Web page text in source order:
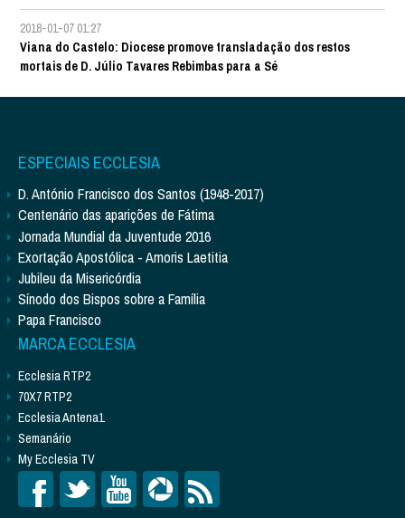
2018-01-07 01:27
Viana do Castelo: Diocese promove transladação dos restos
mortais de D. Júlio Tavares Rebimbas para a Sé
ESPECIAIS ECCLESIA
D. António Francisco dos Santos (1948-2017)
Centenário das aparições de Fátima
Jornada Mundial da Juventude 2016
Exortação Apostólica - Amoris Laetitia
Jubileu da Misericórdia
Sínodo dos Bispos sobre a Família
Papa Francisco
MARCA ECCLESIA
Ecclesia RTP2
70X7 RTP2
Ecclesia Antena1
Semanário
My Ecclesia TV